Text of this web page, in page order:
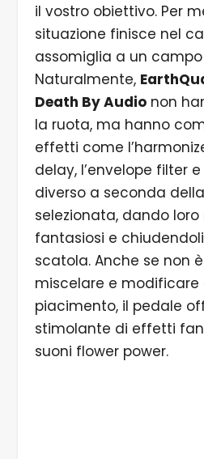
il vostro obiettivo. Per
situazione finisce nel
assomiglia a un
Naturalmente,
Death By Audionon
la ruota, ma hanno
effetti come
delay, l’envelope filter
diverso a seconda
selezionata, dando
fantasiosi e
scatola. Anche se non
miscelare e
piacimento, il pedale
stimolante di effetti
suoni flower power.